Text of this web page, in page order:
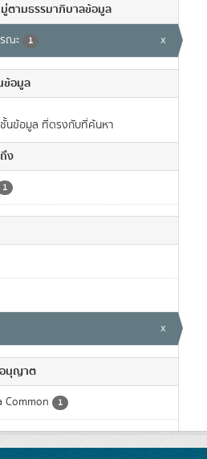
ตามธรรมาภิบาลข้อมูล
ณะ 1 x
ข้อมูล
ชั้นข้อมูล ที่ตรงกับที่ค้นหา
ง
1
x
นุญาต
Common 1